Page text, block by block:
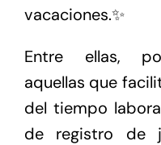
vacaciones.✨
Entre ellas,
aquellas que
del tiempo
de registro de